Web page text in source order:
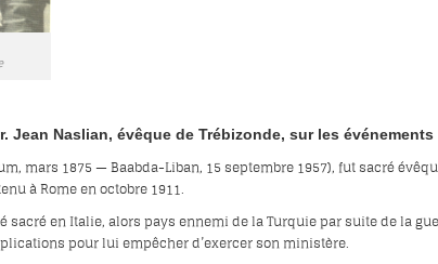
Jean Naslian, évêque de Trébizonde, sur les
mars 1875 — Baabda-Liban, 15 septembre 1957), fut sacré
à Rome en octobre 1911.
sacré en Italie, alors pays ennemi de la Turquie par suite de la
pour lui empêcher d’exercer son ministère.